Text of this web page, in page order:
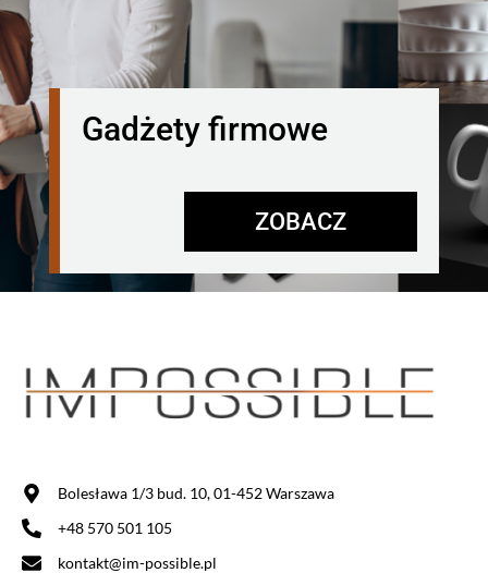
Gadżety firmowe
ZOBACZ
Bolesława 1/3 bud. 10, 01-452 Warszawa
+48 570 501 105
kontakt@im-possible.pl